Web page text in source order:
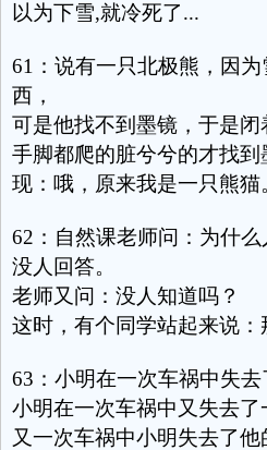
以为下雪,就冷死了...
61：说有一只北极熊，因
西，
可是他找不到墨镜，于是
手脚都爬的脏兮兮的才找
现：哦，原来我是一只熊猫
62：自然课老师问：为什
没人回答。
老师又问：没人知道吗？
这时，有个同学站起来说：
63：小明在一次车祸中失去
小明在一次车祸中又失去了
又一次车祸中小明失去了他